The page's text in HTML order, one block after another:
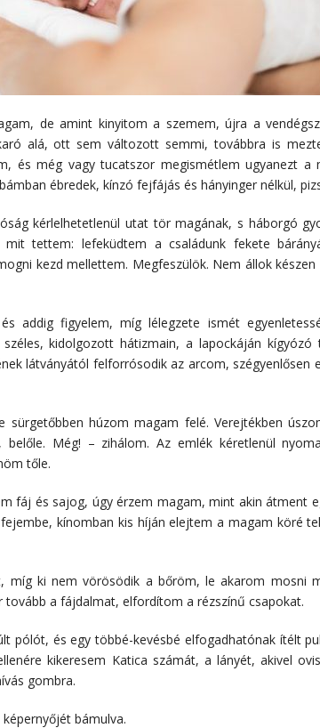
de amint kinyitom a szemem, újra a
alá, ott sem változott semmi, továbbra is
és még vagy tucatszor megismétlem ugyanezt a
ébredek, kínzó fejfájás és hányinger nélkül,
kérlelhetetlenül utat tör magának, s háborgó
tettem: lefeküdtem a családunk fekete
kezd mellettem. Megfeszülök. Nem állok készen
addig figyelem, míg lélegzete ismét
kidolgozott hátizmain, a lapockáján kígyózó
látványától felforrósodik az arcom, szégyenlősen
sürgetőbben húzom magam felé. Verejtékben
Még! – zihálom. Az emlék kéretlenül
tőle.
fáj és sajog, úgy érzem magam, mint akin átment
kínomban kis híján elejtem a magam köré
míg ki nem vörösödik a bőröm, le akarom mosni
a fájdalmat, elfordítom a rézszínű csapokat.
pólót, és egy többé-kevésbé elfogadhatónak ítélt
kikeresem Katica számát, a lányét, akivel
gombra.
bámulva.